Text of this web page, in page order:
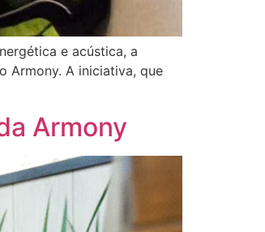
e acústica, a
Armony. A iniciativa, que
Armony